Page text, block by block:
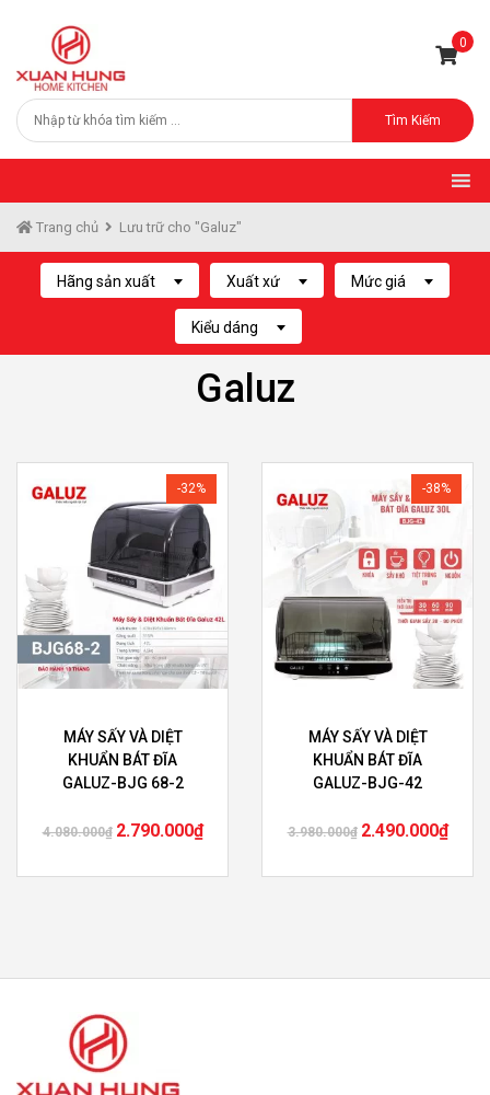
0
Tìm Kiếm
Trang chủ Lưu trữ cho "Galuz"
Hãng sản xuất Xuất xứ Mức giá
Kiểu dáng
Galuz
-32%
MÁY SẤY VÀ DIỆT
KHUẨN BÁT ĐĨA
GALUZ-BJG 68-2
4.080.000₫ 2.790.000₫
-38%
MÁY SẤY VÀ DIỆT
KHUẨN BÁT ĐĨA
GALUZ-BJG-42
3.980.000₫ 2.490.000₫